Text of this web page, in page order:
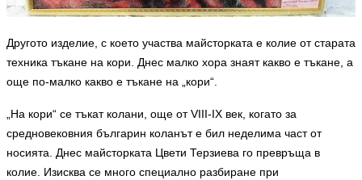
Другото изделие, с което участва майсторката е колие от старата
техника тъкане на кори. Днес малко хора знаят какво е тъкане, а
още по-малко какво е тъкане на „кори“.
„На кори“ се тъкат колани, още от VIII-IX век, когато за
средновековния българин коланът е бил неделима част от
носията. Днес майсторката Цвети Терзиева го превръща в
колие. Изисква се много специално разбиране при